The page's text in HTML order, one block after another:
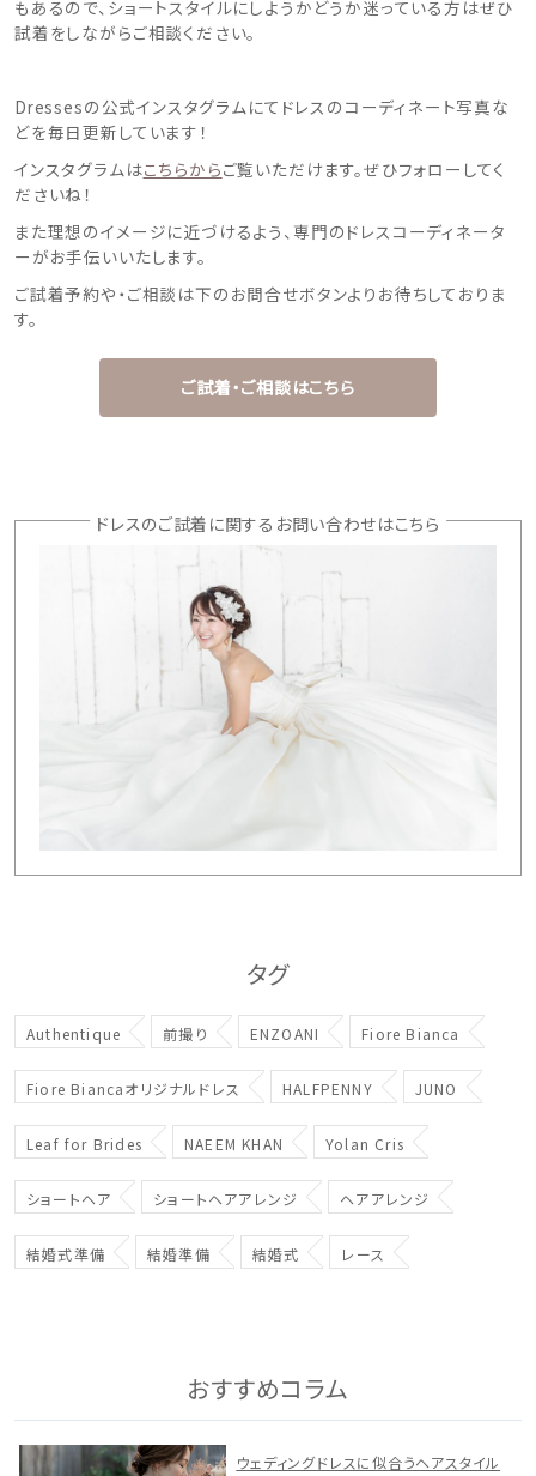
もあるので、ショートスタイルにしようかどうか迷っている方はぜひ
試着をしながらご相談ください。
Dressesの公式インスタグラムにてドレスのコーディネート写真な
どを毎日更新しています！
インスタグラムはこちらからご覧いただけます。ぜひフォローしてく
ださいね！
また理想のイメージに近づけるよう、専門のドレスコーディネータ
ーがお手伝いいたします。
ご試着予約や・ご相談は下のお問合せボタンよりお待ちしておりま
す。
ご試着・ご相談はこちら
ドレスのご試着に関するお問い合わせはこちら
タグ
Authentique 前撮り ENZOANI Fiore Bianca
Fiore Biancaオリジナルドレス HALFPENNY JUNO
Leaf for Brides NAEEM KHAN Yolan Cris
ショートヘア ショートヘアアレンジ ヘアアレンジ
結婚式準備 結婚準備 結婚式 レース
おすすめコラム
ウェディングドレスに似合うヘアスタイル